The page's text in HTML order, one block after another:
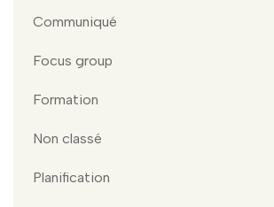
Communiqué
Focus group
Formation
Non classé
Planification